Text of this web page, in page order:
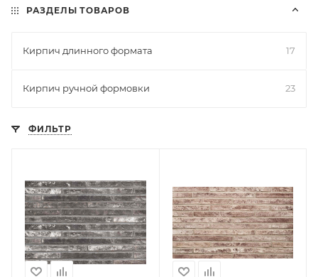
РАЗДЕЛЫ ТОВАРОВ
Кирпич длинного формата 17
Кирпич ручной формовки 23
ФИЛЬТР